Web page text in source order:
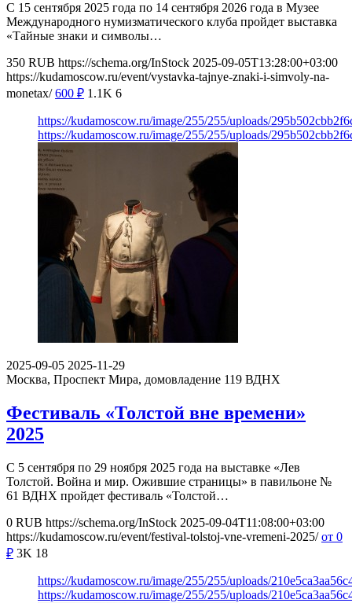
С 15 сентября 2025 года по 14 сентября 2026 года в Музее
Международного нумизматического клуба пройдет выставка
«Тайные знаки и символы…
350 RUB https://schema.org/InStock 2025-09-05T13:28:00+03:00
https://kudamoscow.ru/event/vystavka-tajnye-znaki-i-simvoly-na-
monetax/ 600 ₽ 1.1K 6
https://kudamoscow.ru/image/255/255/uploads/
https://kudamoscow.ru/image/255/255/uploads/
2025-09-05 2025-11-29
Москва, Проспект Мира, домовладение 119 ВДНХ
Фестиваль «Толстой вне времени»
2025
С 5 сентября по 29 ноября 2025 года на выставке «Лев
Толстой. Война и мир. Ожившие страницы» в павильоне №
61 ВДНХ пройдет фестиваль «Толстой…
0 RUB https://schema.org/InStock 2025-09-04T11:08:00+03:00
https://kudamoscow.ru/event/festival-tolstoj-vne-vremeni-2025/ от 0
₽ 3K 18
https://kudamoscow.ru/image/255/255/uploads/
https://kudamoscow.ru/image/255/255/uploads/